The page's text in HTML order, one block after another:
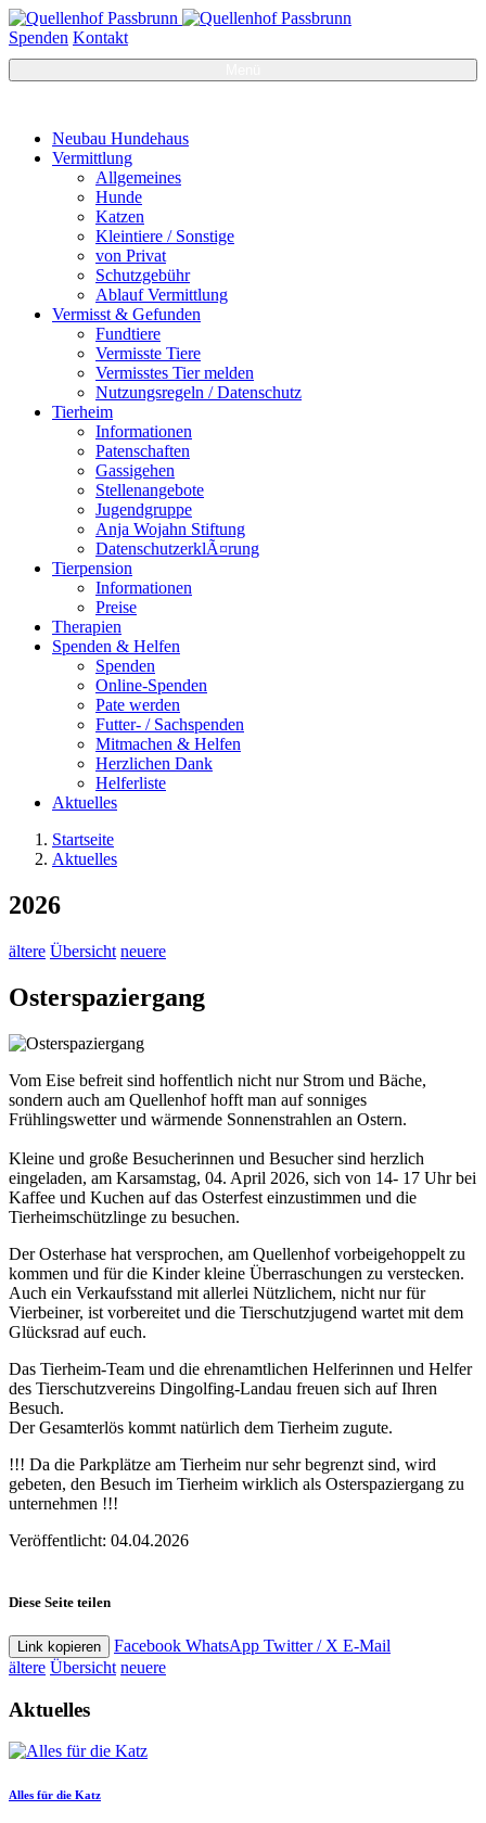
Spenden Kontakt
Neubau Hundehaus
Vermittlung
Allgemeines
Hunde
Katzen
Kleintiere / Sonstige
von Privat
Schutzgebühr
Ablauf Vermittlung
Vermisst & Gefunden
Fundtiere
Vermisste Tiere
Vermisstes Tier melden
Nutzungsregeln / Datenschutz
Tierheim
Informationen
Patenschaften
Gassigehen
Stellenangebote
Jugendgruppe
Anja Wojahn Stiftung
DatenschutzerklÃ¤rung
Tierpension
Informationen
Preise
Therapien
Spenden & Helfen
Spenden
Online-Spenden
Pate werden
Futter- / Sachspenden
Mitmachen & Helfen
Herzlichen Dank
Helferliste
Aktuelles
Startseite
Aktuelles
2026
ältere Übersicht neuere
Osterspaziergang
Vom Eise befreit sind hoffentlich nicht nur Strom und Bäche,
sondern auch am Quellenhof hofft man auf sonniges
Frühlingswetter und wärmende Sonnenstrahlen an Ostern.
Kleine und große Besucherinnen und Besucher sind herzlich
eingeladen, am Karsamstag, 04. April 2026, sich von 14- 17 Uhr bei
Kaffee und Kuchen auf das Osterfest einzustimmen und die
Tierheimschützlinge zu besuchen.
Der Osterhase hat versprochen, am Quellenhof vorbeigehoppelt zu
kommen und für die Kinder kleine Überraschungen zu verstecken.
Auch ein Verkaufsstand mit allerlei Nützlichem, nicht nur für
Vierbeiner, ist vorbereitet und die Tierschutzjugend wartet mit dem
Glücksrad auf euch.
Das Tierheim-Team und die ehrenamtlichen Helferinnen und Helfer
des Tierschutzvereins Dingolfing-Landau freuen sich auf Ihren
Besuch.
Der Gesamterlös kommt natürlich dem Tierheim zugute.
!!! Da die Parkplätze am Tierheim nur sehr begrenzt sind, wird
gebeten, den Besuch im Tierheim wirklich als Osterspaziergang zu
unternehmen !!!
Veröffentlicht: 04.04.2026
Diese Seite teilen
Link kopieren Facebook WhatsApp Twitter / X E-Mail
ältere Übersicht neuere
Aktuelles
Alles für die Katz